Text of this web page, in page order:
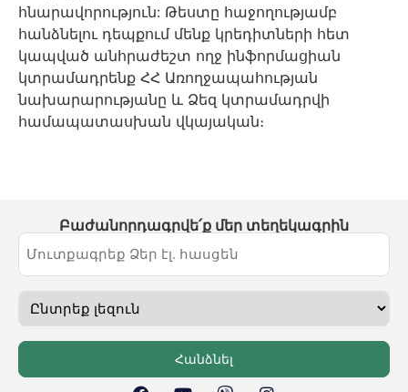
հնարավորություն: Թեստը հաջողությամբ
հանձնելու դեպքում մենք կրեդիտների հետ
կապված անհրաժեշտ ողջ ինֆորմացիան
կտրամադրենք ՀՀ Առողջապահության
նախարարությանը և Ձեզ կտրամադրվի
համապատասխան վկայական։
Բաժանորդագրվե՛ք մեր տեղեկագրին
Հանձնել